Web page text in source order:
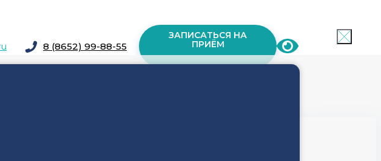
8 (8652) 99-88-55
ЗАПИСАТЬСЯ НА
ПРИЁМ